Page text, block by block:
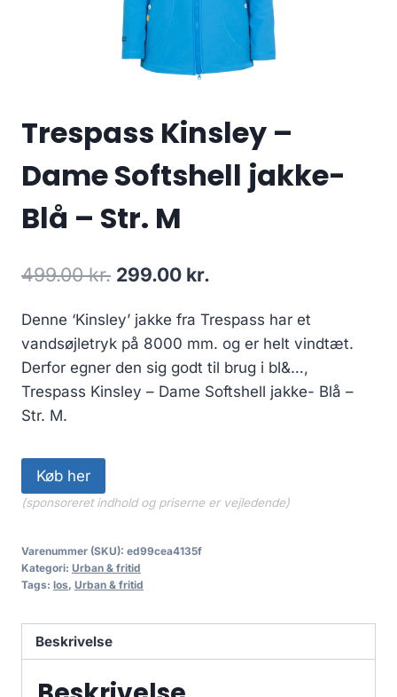
Trespass Kinsley –
Dame Softshell jakke-
Blå – Str. M
499.00kr. Original
was:
499.00 kr..
299.00 kr.
is:
299.00 kr..
Denne ‘Kinsley’ jakke fra Trespass har et
vandsøjletryk på 8000 mm. og er helt vindtæt.
Derfor egner den sig godt til brug i bl&…,
Trespass Kinsley – Dame Softshell jakke- Blå –
Str. M.
Køb her
(sponsoreret indhold og priserne er vejledende)
Varenummer (SKU): ed99cea4135f
Kategori: Urban & fritid
Tags: los, Urban & fritid
Beskrivelse